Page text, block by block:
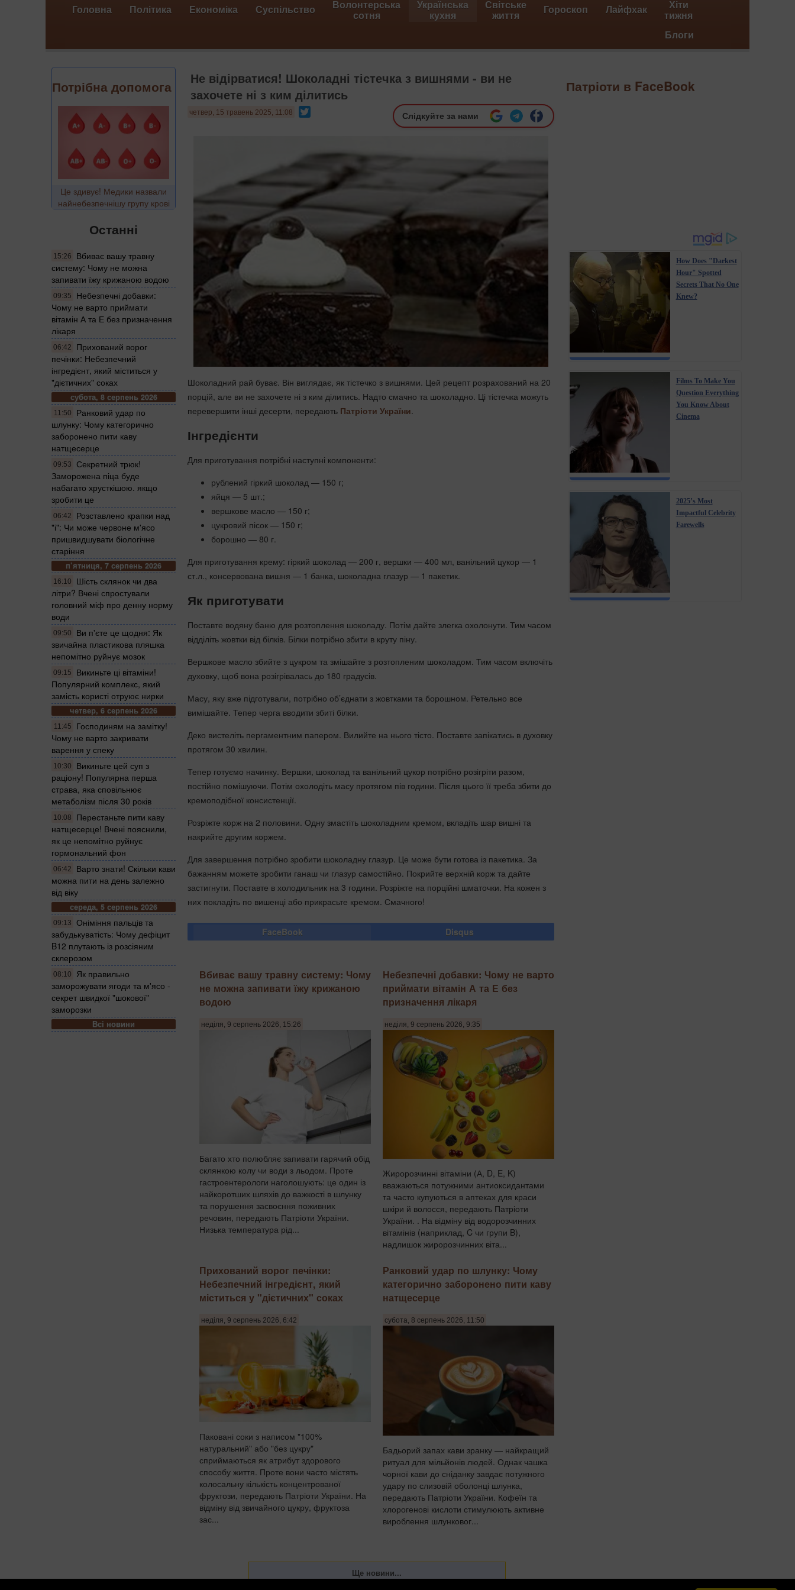
Головна Політика Економіка Суспільство Волонтерська
сотня
Українська
кухня
Світське
життя Гороскоп Лайфхак Хіти
тижня
Блоги
Потрібна допомога
Це здивує! Медики назвали
найнебезпечнішу групу крові
Останні
15:26
Вбиває вашу травну
систему: Чому не можна
запивати їжу крижаною водою
09:35
Небезпечні добавки:
Чому не варто приймати
вітамін А та Е без призначення
лікаря
06:42
Прихований ворог
печінки: Небезпечний
інгредієнт, який міститься у
"дієтичних" соках
субота, 8 серпень 2026
11:50
Ранковий удар по
шлунку: Чому категорично
заборонено пити каву
натщесерце
09:53
Секретний трюк!
Заморожена піца буде
набагато хрусткішою. якщо
зробити це
06:42
Розставлено крапки над
"і": Чи може червоне м'ясо
пришвидшувати біологічне
старіння
п’ятниця, 7 серпень 2026
16:10
Шість склянок чи два
літри? Вчені спростували
головний міф про денну норму
води
09:50
Ви п'єте це щодня: Як
звичайна пластикова пляшка
непомітно руйнує мозок
09:15
Викиньте ці вітаміни!
Популярний комплекс, який
замість користі отруює нирки
четвер, 6 серпень 2026
11:45
Господиням на замітку!
Чому не варто закривати
варення у спеку
10:30
Викиньте цей суп з
раціону! Популярна перша
страва, яка сповільнює
метаболізм після 30 років
10:08
Перестаньте пити каву
натщесерце! Вчені пояснили,
як це непомітно руйнує
гормональний фон
06:42
Варто знати! Скільки кави
можна пити на день залежно
від віку
середа, 5 серпень 2026
09:13
Оніміння пальців та
забудькуватість: Чому дефіцит
B12 плутають із розсіяним
склерозом
08:10
Як правильно
заморожувати ягоди та м'ясо -
секрет швидкої "шокової"
заморозки
Всі новини
Не відірватися! Шоколадні тістечка з вишнями - ви не
захочете ні з ким ділитись
четвер, 15 травень 2025, 11:08 Слідкуйте за нами
Шоколадний рай буває. Він виглядає, як тістечко з вишнями. Цей рецепт розрахований на 20
порцій, але ви не захочете ні з ким ділитись. Надто смачно та шоколадно. Ці тістечка можуть
перевершити інші десерти, передають Патріоти України.
Інгредієнти
Для приготування потрібні наступні компоненти:
рублений гіркий шоколад — 150 г;
яйця — 5 шт.;
вершкове масло — 150 г;
цукровий пісок — 150 г;
борошно — 80 г.
Для приготування крему: гіркий шоколад — 200 г, вершки — 400 мл, ванільний цукор — 1
ст.л., консервована вишня — 1 банка, шоколадна глазур — 1 пакетик.
Як приготувати
Поставте водяну баню для розтоплення шоколаду. Потім дайте злегка охолонути. Тим часом
відділіть жовтки від білків. Білки потрібно збити в круту піну.
Вершкове масло збийте з цукром та змішайте з розтопленим шоколадом. Тим часом включіть
духовку, щоб вона розігрівалась до 180 градусів.
Масу, яку вже підготували, потрібно об’єднати з жовтками та борошном. Ретельно все
вимішайте. Тепер черга вводити збиті білки.
Деко вистеліть пергаментним папером. Вилийте на нього тісто. Поставте запікатись в духовку
протягом 30 хвилин.
Тепер готуємо начинку. Вершки, шоколад та ванільний цукор потрібно розігріти разом,
постійно помішуючи. Потім охолодіть масу протягом пів години. Після цього її треба збити до
кремоподібної консистенції.
Розріжте корж на 2 половини. Одну змастіть шоколадним кремом, вкладіть шар вишні та
накрийте другим коржем.
Для завершення потрібно зробити шоколадну глазур. Це може бути готова із пакетика. За
бажанням можете зробити ганаш чи глазур самостійно. Покрийте верхній корж та дайте
застигнути. Поставте в холодильник на 3 години. Розріжте на порційні шматочки. На кожен з
них покладіть по вишенці або прикрасьте кремом. Смачного!
FaceBook Disqus
Вбиває вашу травну систему: Чому
не можна запивати їжу крижаною
водою
неділя, 9 серпень 2026, 15:26
Багато хто полюбляє запивати гарячий обід
склянкою колу чи води з льодом. Проте
гастроентерологи наголошують: це один із
найкоротших шляхів до важкості в шлунку
та порушення засвоєння поживних
речовин, передають Патріоти України.
Низька температура рід...
Небезпечні добавки: Чому не варто
приймати вітамін А та Е без
призначення лікаря
неділя, 9 серпень 2026, 9:35
Жиророзчинні вітаміни (А, D, E, K)
вважаються потужними антиоксидантами
та часто купуються в аптеках для краси
шкіри й волосся, передають Патріоти
України. . На відміну від водорозчинних
вітамінів (наприклад, C чи групи B),
надлишок жиророзчинних віта...
Прихований ворог печінки:
Небезпечний інгредієнт, який
міститься у "дієтичних" соках
неділя, 9 серпень 2026, 6:42
Паковані соки з написом "100%
натуральний" або "без цукру"
сприймаються як атрибут здорового
способу життя. Проте вони часто містять
колосальну кількість концентрованої
фруктози, передають Патріоти України. На
відміну від звичайного цукру, фруктоза
зас...
Ранковий удар по шлунку: Чому
категорично заборонено пити каву
натщесерце
субота, 8 серпень 2026, 11:50
Бадьорий запах кави зранку — найкращий
ритуал для мільйонів людей. Однак чашка
чорної кави до сніданку завдає потужного
удару по слизовій оболонці шлунка,
передають Патріоти України. Кофеїн та
хлорогенові кислоти стимулюють активне
вироблення шлунковог...
Патріоти в FaceBook
How Does "Darkest
Hour" Spotted
Secrets That No One
Knew?
Films To Make You
Question Everything
You Know About
Cinema
2025’s Most
Impactful Celebrity
Farewells